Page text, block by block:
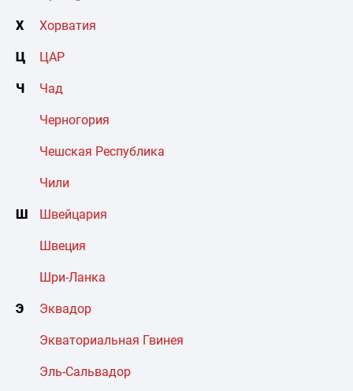
Х Хорватия
Ц ЦАР
Ч Чад
Черногория
Чешская Республика
Чили
Ш Швейцария
Швеция
Шри-Ланка
Э Эквадор
Экваториальная Гвинея
Эль-Сальвадор